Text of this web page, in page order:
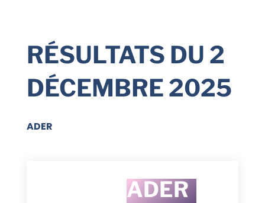
RÉSULTATS DU 2
DÉCEMBRE 2025
ADER
ADER